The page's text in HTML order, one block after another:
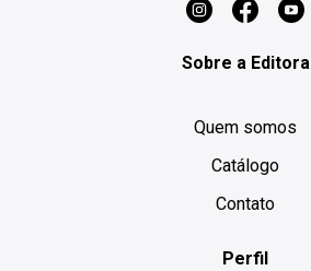
Sobre a Editora
Quem somos
Catálogo
Contato
Perfil